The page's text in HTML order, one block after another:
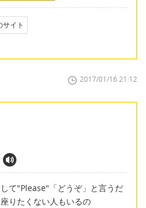
サイト
2017/01/16 21:12
て"Please"「どうぞ」と言うだ
りたくない人もいるの